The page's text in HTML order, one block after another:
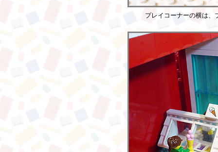
プレイコーナーの横は、